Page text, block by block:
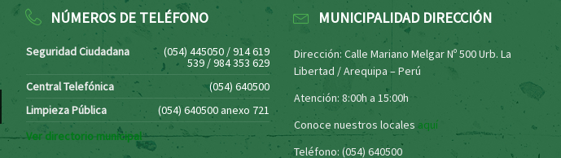
NÚMEROS DE TELÉFONO
Seguridad Ciudadana (054) 445050 / 914 619
539 / 984 353 629
Central Telefónica
(054) 640500
Limpieza Pública
(054) 640500 anexo 721
Ver directorio municipal
MUNICIPALIDAD DIRECCIÓN
Dirección: Calle Mariano Melgar Nº 500 Urb. La
Libertad / Arequipa – Perú
Atención: 8:00h a 15:00h
Conoce nuestros locales aquí
Teléfono: (054) 640500